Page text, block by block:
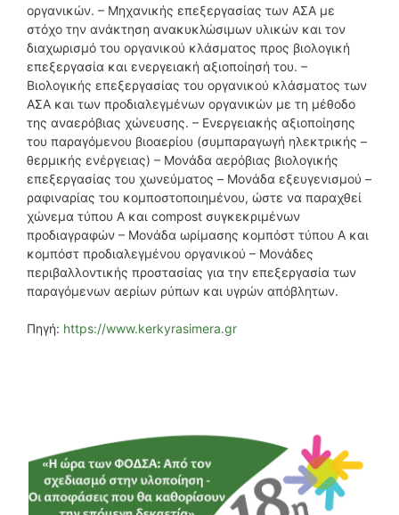
οργανικών. – Μηχανικής επεξεργασίας των ΑΣΑ με
στόχο την ανάκτηση ανακυκλώσιμων υλικών και τον
διαχωρισμό του οργανικού κλάσματος προς βιολογική
επεξεργασία και ενεργειακή αξιοποίησή του. –
Βιολογικής επεξεργασίας του οργανικού κλάσματος των
ΑΣΑ και των προδιαλεγμένων οργανικών με τη μέθοδο
της αναερόβιας χώνευσης. – Ενεργειακής αξιοποίησης
του παραγόμενου βιοαερίου (συμπαραγωγή ηλεκτρικής –
θερμικής ενέργειας) – Μονάδα αερόβιας βιολογικής
επεξεργασίας του χωνεύματος – Mονάδα εξευγενισμού –
ραφιναρίας του κομποστοποιημένου, ώστε να παραχθεί
χώνεμα τύπου Α και compost συγκεκριμένων
προδιαγραφών – Μονάδα ωρίμασης κομπόστ τύπου Α και
κοµπόστ προδιαλεγμένου οργανικού – Μονάδες
περιβαλλοντικής προστασίας για την επεξεργασία των
παραγόμενων αερίων ρύπων και υγρών απόβλητων.
Πηγή: https://www.kerkyrasimera.gr